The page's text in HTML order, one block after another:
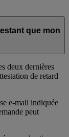
que mon
deux dernières
de retard
e-mail indiquée
peut